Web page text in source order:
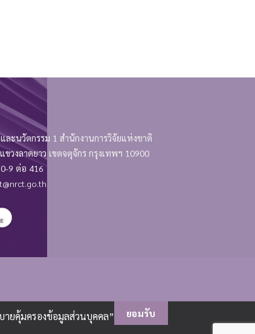
ละนวัตกรรม 1 สำนักงานการวิจัยแห่งชาติ
งลาดยาว เขตจตุจักร กรุงเทพฯ 10900
9 ต่อ 416
ายคุ้มครองข้อมูลส่วนบุคคล” ยอมรับ